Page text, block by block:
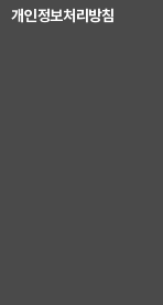
개인정보처리방침